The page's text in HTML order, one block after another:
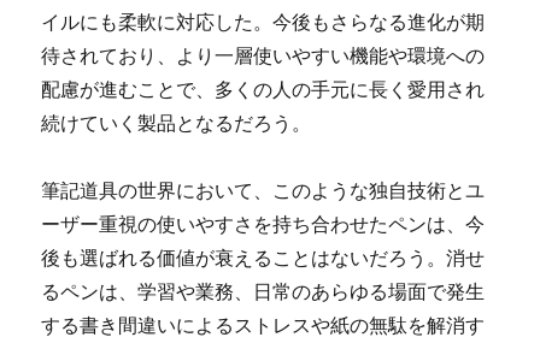
イルにも柔軟に対応した。今後もさらなる進化が期
待されており、より一層使いやすい機能や環境への
配慮が進むことで、多くの人の手元に長く愛用され
続けていく製品となるだろう。
筆記道具の世界において、このような独自技術とユ
ーザー重視の使いやすさを持ち合わせたペンは、今
後も選ばれる価値が衰えることはないだろう。消せ
るペンは、学習や業務、日常のあらゆる場面で発生
する書き間違いによるストレスや紙の無駄を解消す